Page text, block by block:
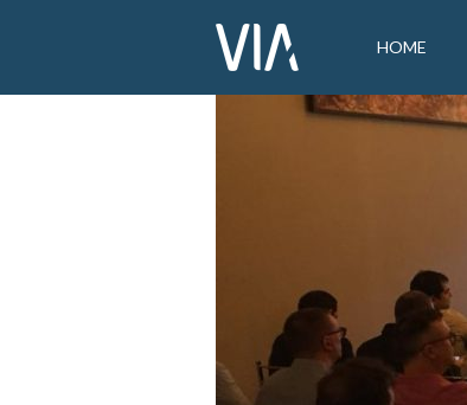
HOME